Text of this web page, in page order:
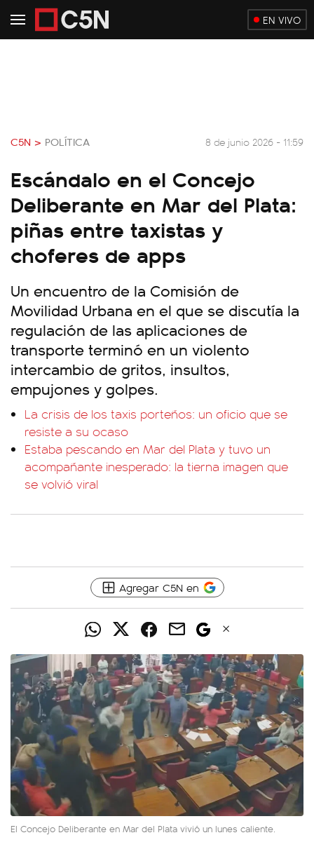
EN VIVO
C5N > POLÍTICA 8 de junio 2026 - 11:59
Escándalo en el Concejo
Deliberante en Mar del Plata:
piñas entre taxistas y
choferes de apps
Un encuentro de la Comisión de
Movilidad Urbana en el que se discutía la
regulación de las aplicaciones de
transporte terminó en un violento
intercambio de gritos, insultos,
empujones y golpes.
La crisis de los taxis porteños: un oficio que se
resiste a su ocaso
Estaba pescando en Mar del Plata y tuvo un
acompañante inesperado: la tierna imagen que
se volvió viral
Agregar C5N en
El Concejo Deliberante en Mar del Plata vivió un lunes caliente.